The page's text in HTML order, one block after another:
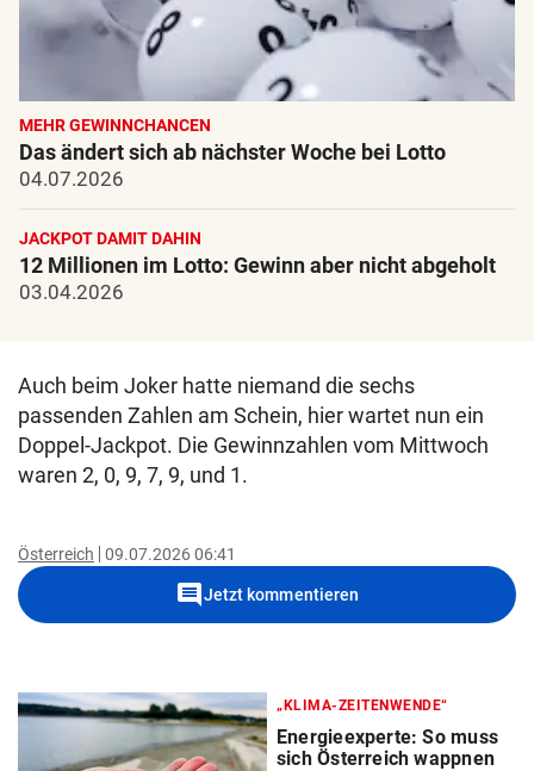
MEHR GEWINNCHANCEN
Das ändert sich ab nächster Woche bei Lotto
04.07.2026
JACKPOT DAMIT DAHIN
12 Millionen im Lotto: Gewinn aber nicht abgeholt
03.04.2026
Auch beim Joker hatte niemand die sechs
passenden Zahlen am Schein, hier wartet nun ein
Doppel-Jackpot. Die Gewinnzahlen vom Mittwoch
waren 2, 0, 9, 7, 9, und 1.
Österreich 09.07.2026 06:41
commentJetzt kommentieren
„KLIMA-ZEITENWENDE“
Energieexperte: So muss
sich Österreich wappnen